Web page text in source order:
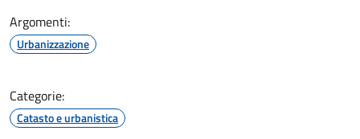
Argomenti:
Urbanizzazione
Categorie:
Catasto e urbanistica